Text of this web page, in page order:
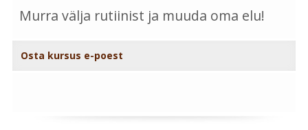
Murra välja rutiinist ja muuda oma elu!
Osta kursus e-poest